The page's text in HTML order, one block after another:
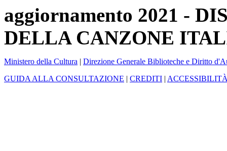
aggiornamento 2021 -
DELLA CANZONE
Ministero della Cultura | Direzione Generale Biblioteche e Diritto
GUIDA ALLA CONSULTAZIONE | CREDITI |